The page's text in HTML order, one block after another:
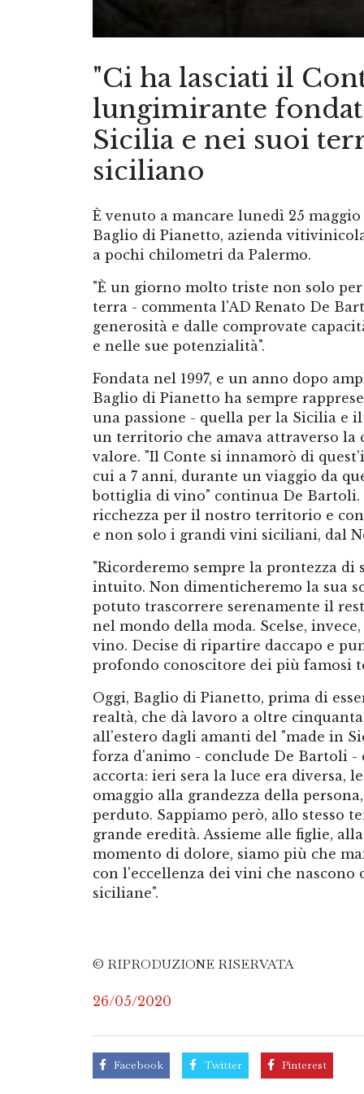
"Ci ha lasciati il
lungimirante
Sicilia e nei suoi
siciliano
È venuto a mancare lunedì 25
Baglio di Pianetto, azienda
a pochi chilometri da Palermo.
"È un giorno molto triste non solo
terra - commenta l'AD Renato De
generosità e dalle comprovate
e nelle sue potenzialità".
Fondata nel 1997, e un anno dopo
Baglio di Pianetto ha sempre
una passione - quella per la Sicilia e
un territorio che amava attraverso la
valore. "Il Conte si innamorò di
cui a 7 anni, durante un viaggio da
bottiglia di vino" continua De Bartoli.
ricchezza per il nostro territorio e
e non solo i grandi vini siciliani, dal
"Ricorderemo sempre la prontezza
intuito. Non dimenticheremo la sua
potuto trascorrere serenamente il
nel mondo della moda. Scelse,
vino. Decise di ripartire daccapo e
profondo conoscitore dei più famosi
Oggi, Baglio di Pianetto, prima di
realtà, che dà lavoro a oltre
all'estero dagli amanti del "made in
forza d'animo - conclude De Bartoli -
accorta: ieri sera la luce era diversa,
omaggio alla grandezza della
perduto. Sappiamo però, allo stesso
grande eredità. Assieme alle figlie,
momento di dolore, siamo più che
con l'eccellenza dei vini che nascono
siciliane".
© RIPRODUZIONE RISERVATA
26/05/2020
Facebook Twitter Pinterest